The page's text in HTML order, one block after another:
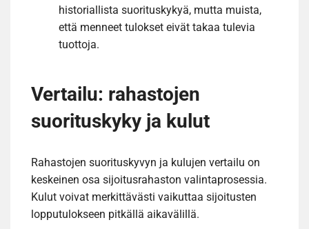
historiallista suorituskykyä, mutta muista,
että menneet tulokset eivät takaa tulevia
tuottoja.
Vertailu: rahastojen
suorituskyky ja kulut
Rahastojen suorituskyvyn ja kulujen vertailu on
keskeinen osa sijoitusrahaston valintaprosessia.
Kulut voivat merkittävästi vaikuttaa sijoitusten
lopputulokseen pitkällä aikavälillä.